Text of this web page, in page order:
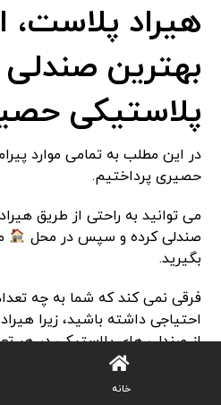
هیراد پلاست،
بهترین
پلاستیکی
در این مطلب به تمامی موارد
حصیری پرداختیم.
می توانید به راحتی از طریق
صندلی کرده و سپس در محل
بگیرید.
فرقی نمی کند که شما به چه
احتیاجی داشته باشید، زیرا
از صندلی های پلاستیکی در هر
خانه